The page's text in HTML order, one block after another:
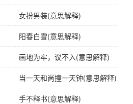
女扮男装(意思解释)
阳春白雪(意思解释)
画地为牢，议不入(意思解释)
当一天和尚撞一天钟(意思解释)
手不释书(意思解释)